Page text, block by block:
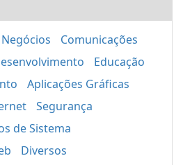
Negócios
Comunicações
Educação
Aplicações Gráficas
Segurança
de Sistema
Diversos